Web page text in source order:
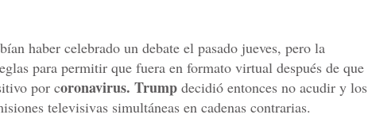
haber celebrado un debate el pasado jueves, pero la
para permitir que fuera en formato virtual después de que
por coronavirus. Trump decidió entonces no acudir y los
televisivas simultáneas en cadenas contrarias.